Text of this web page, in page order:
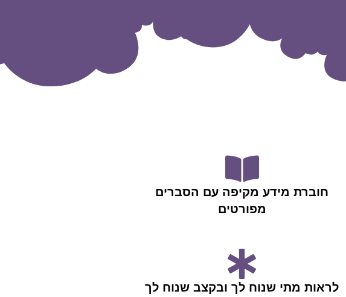
חוברת מידע מקיפה עם הסברים
מפורטים
לראות מתי שנוח לך ובקצב שנוח לך